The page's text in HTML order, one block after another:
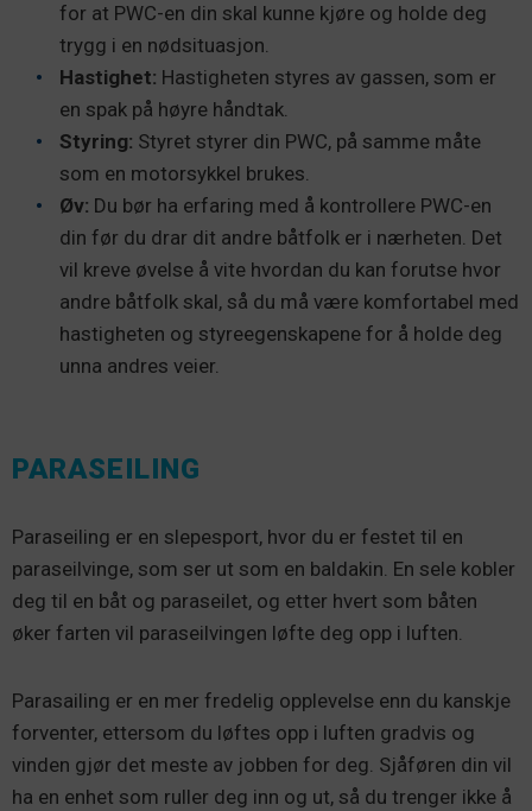
for at PWC-en din skal kunne kjøre og holde deg
trygg i en nødsituasjon.
Hastighet: Hastigheten styres av gassen, som er
en spak på høyre håndtak.
Styring: Styret styrer din PWC, på samme måte
som en motorsykkel brukes.
Øv: Du bør ha erfaring med å kontrollere PWC-en
din før du drar dit andre båtfolk er i nærheten. Det
vil kreve øvelse å vite hvordan du kan forutse hvor
andre båtfolk skal, så du må være komfortabel med
hastigheten og styreegenskapene for å holde deg
unna andres veier.
PARASEILING
Paraseiling er en slepesport, hvor du er festet til en
paraseilvinge, som ser ut som en baldakin. En sele kobler
deg til en båt og paraseilet, og etter hvert som båten
øker farten vil paraseilvingen løfte deg opp i luften.
Parasailing er en mer fredelig opplevelse enn du kanskje
forventer, ettersom du løftes opp i luften gradvis og
vinden gjør det meste av jobben for deg. Sjåføren din vil
ha en enhet som ruller deg inn og ut, så du trenger ikke å